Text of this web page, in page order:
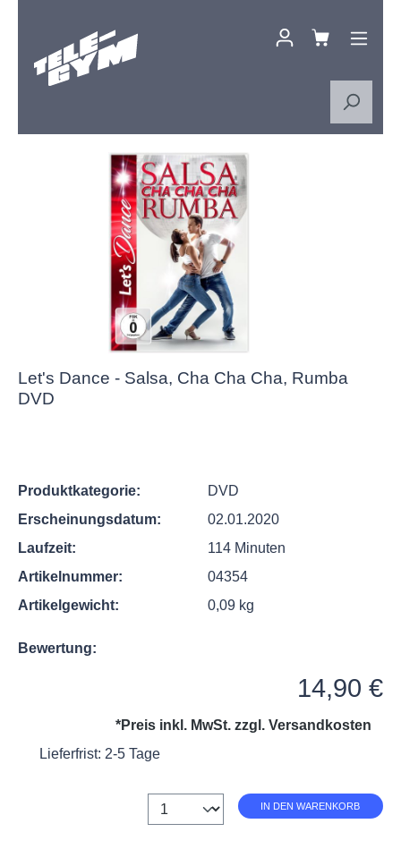
Bildergalerie überspringen
Let's Dance - Salsa, Cha Cha Cha, Rumba
DVD
Produktkategorie:
DVD
Erscheinungsdatum:
02.01.2020
Laufzeit:
114 Minuten
Artikelnummer:
04354
Artikelgewicht:
0,09 kg
Bewertung:
14,90 €
*Preis inkl. MwSt. zzgl. Versandkosten
Lieferfrist: 2-5 Tage
Anzahl IN DEN WARENKORB